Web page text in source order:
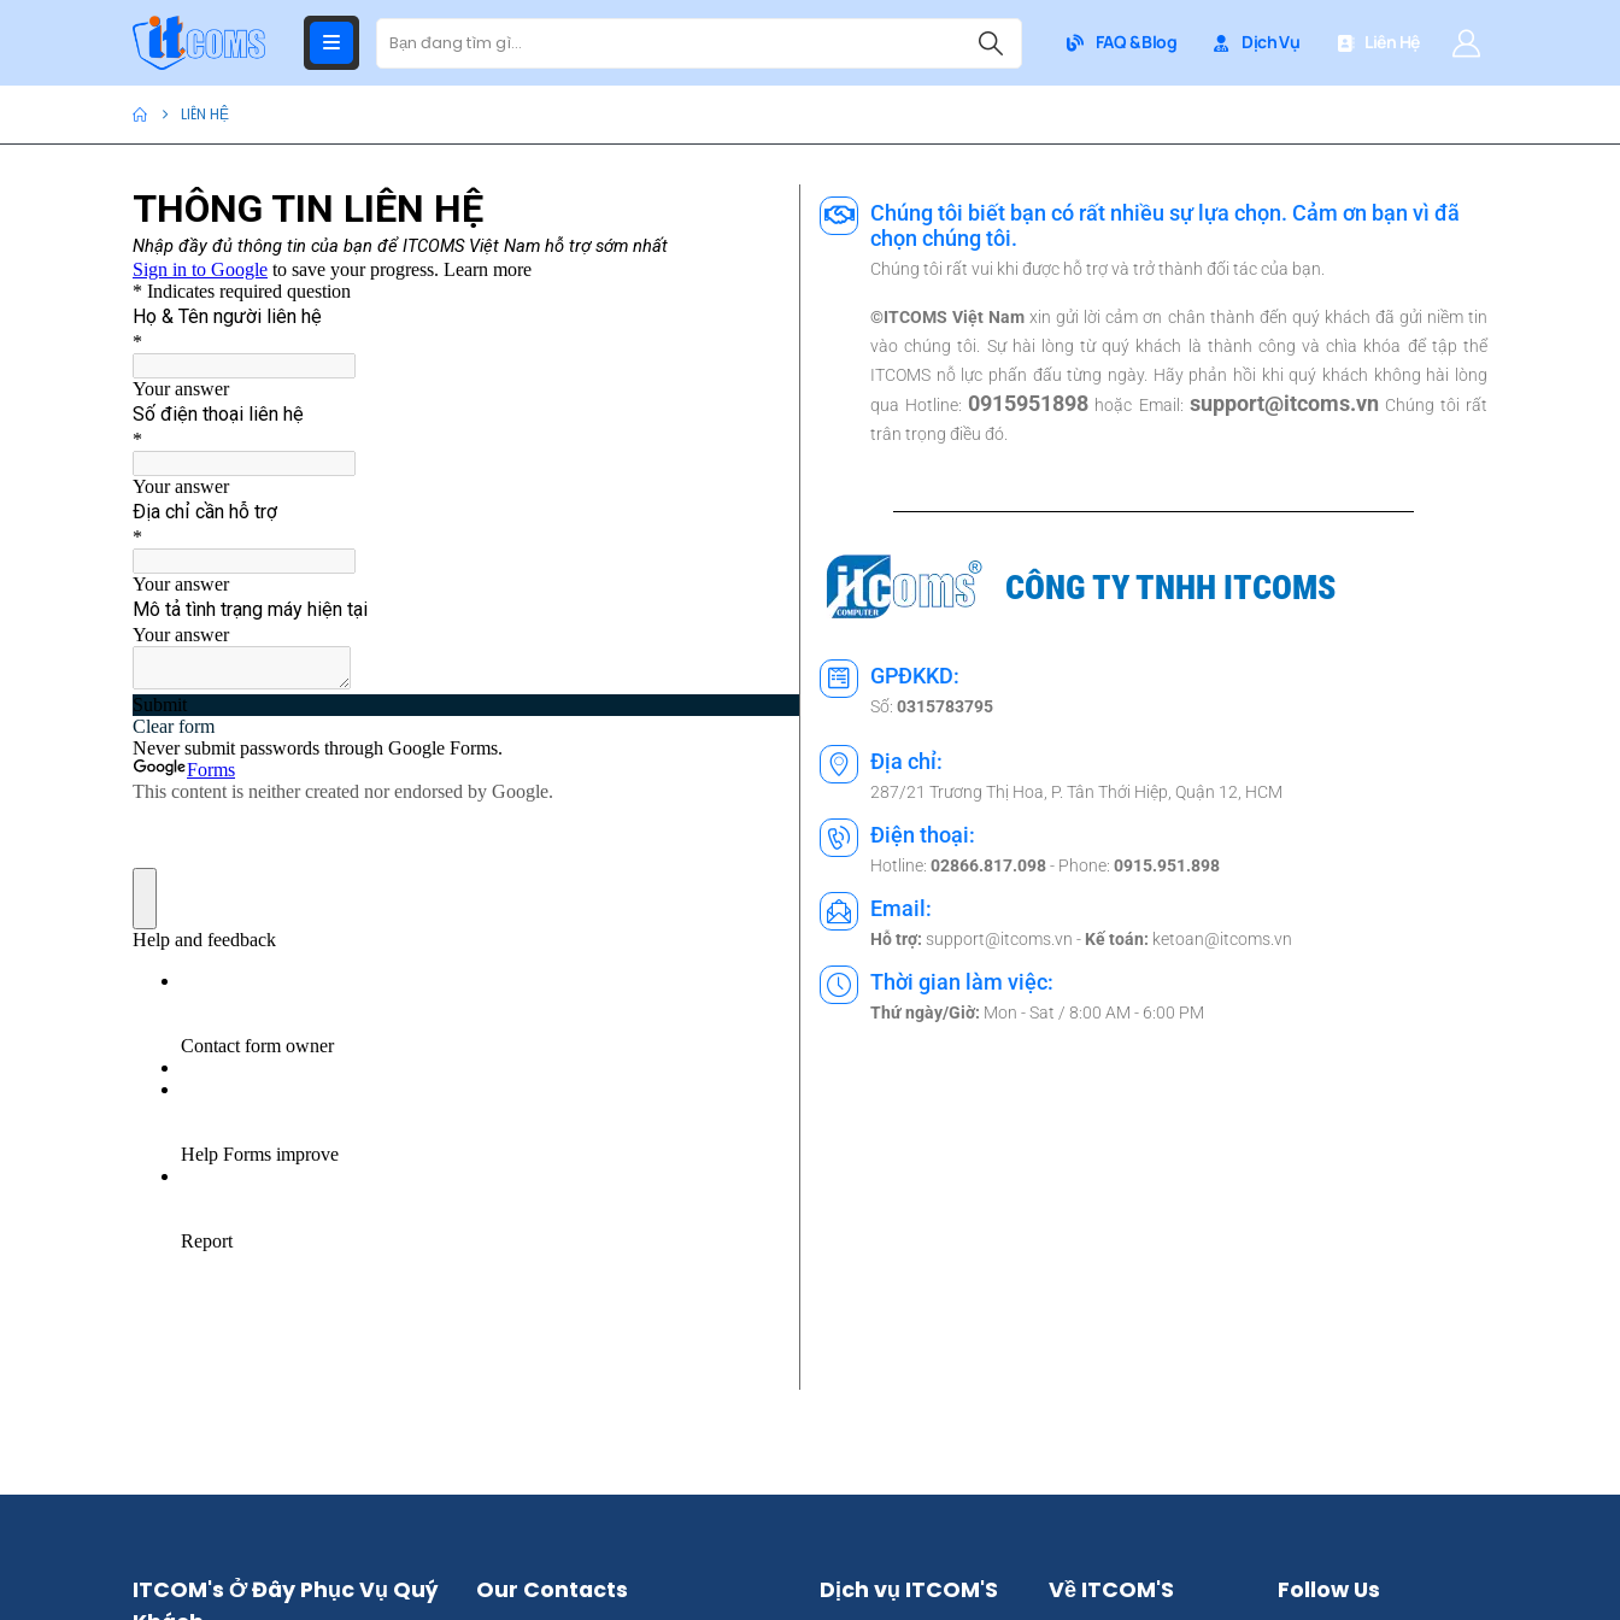
FAQ & Blog Dịch Vụ Liên Hệ
LIÊN HỆ
Chúng tôi biết bạn có rất nhiều sự lựa chọn. Cảm ơn bạn vì đã
chọn chúng tôi.
Chúng tôi rất vui khi được hỗ trợ và trở thành đối tác của bạn.
©ITCOMS Việt Namxin gửi lời cảm ơn chân thành đến quý khách đã gửi niềm tin
vào chúng tôi. Sự hài lòng từ quý khách là thành công và chìa khóa để tập thể
ITCOMS nỗ lực phấn đấu từng ngày. Hãy phản hồi khi quý khách không hài lòng
qua Hotline: 0915951898 hoặc Email: support@itcoms.vn Chúng tôi rất
trân trọng điều đó.
CÔNG TY TNHH ITCOMS
GPĐKKD:
Số: 0315783795
Địa chỉ:
287/21 Trương Thị Hoa, P. Tân Thới Hiệp, Quận 12, HCM
Điện thoại:
Hotline: 02866.817.098- Phone: 0915.951.898
Email:
Hỗ trợ: support@itcoms.vn - Kế toán: ketoan@itcoms.vn
Thời gian làm việc:
Thứ ngày/Giờ: Mon - Sat / 8:00 AM - 6:00 PM
ITCOM's Ở Đây Phục Vụ Quý
Our Contacts Dịch vụ ITCOM'S Về ITCOM'S Follow Us